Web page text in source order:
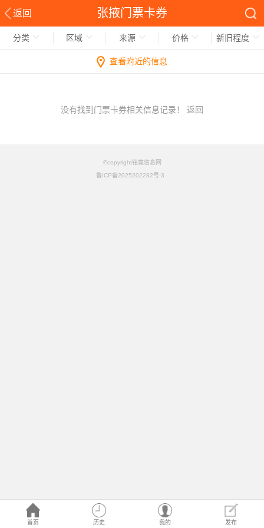
返回 张掖门票卡券
首页 历史 我的 发布
分类 区域 来源 价格 新旧程度
查看附近的信息
没有找到门票卡券相关信息记录！ 返回
©copyright铭竟信息网
鲁ICP备2025202282号-3